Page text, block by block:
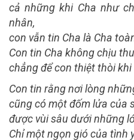
cả những khi Cha như
nhân,
con vẫn tin Cha là Cha
Con tin Cha không chịu
chẳng để con thiệt thòi
Con tin rằng nơi lòng
cũng có một đốm lửa của
được vùi sâu dưới những
Chỉ một ngọn gió của tình